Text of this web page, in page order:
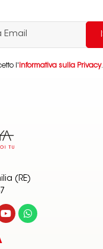
l' Informativa sulla Privacy.
(RE)